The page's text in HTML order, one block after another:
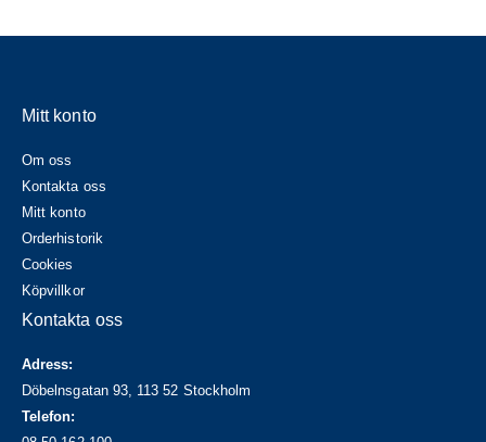
Mitt konto
Om oss
Kontakta oss
Mitt konto
Orderhistorik
Cookies
Köpvillkor
Kontakta oss
Adress:
Döbelnsgatan 93, 113 52 Stockholm
Telefon: